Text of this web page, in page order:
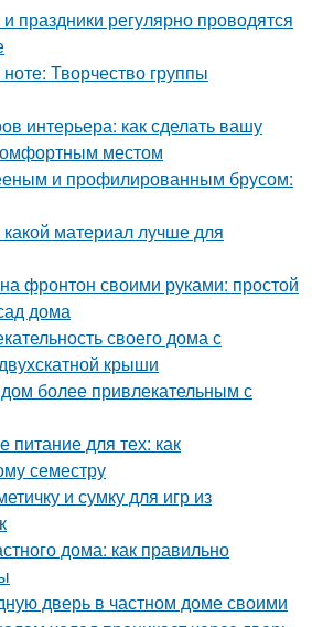
праздники регулярно проводятся
Творчество группы
интерьера: как сделать вашу
местом
и профилированным брусом:
материал лучше для
фронтон своими руками: простой
дома
своего дома с
крыши
более привлекательным с
питание для тех: как
семестру
и сумку для игр из
дома: как правильно
дверь в частном доме своими